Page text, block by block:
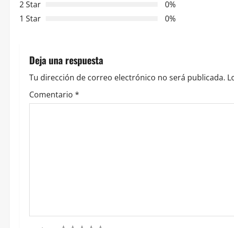
i
n
d
e
d
2 Star
0%
1 Star
0%
Deja una respuesta
Tu dirección de correo electrónico no será publicada.
Comentario *